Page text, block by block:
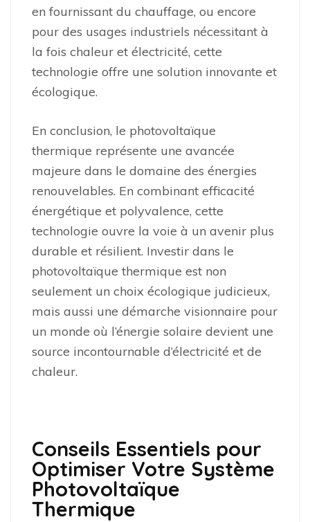
en fournissant du chauffage, ou encore
pour des usages industriels nécessitant à
la fois chaleur et électricité, cette
technologie offre une solution innovante et
écologique.
En conclusion, le photovoltaïque
thermique représente une avancée
majeure dans le domaine des énergies
renouvelables. En combinant efficacité
énergétique et polyvalence, cette
technologie ouvre la voie à un avenir plus
durable et résilient. Investir dans le
photovoltaïque thermique est non
seulement un choix écologique judicieux,
mais aussi une démarche visionnaire pour
un monde où l’énergie solaire devient une
source incontournable d’électricité et de
chaleur.
Conseils Essentiels pour
Optimiser Votre Système
Photovoltaïque
Thermique